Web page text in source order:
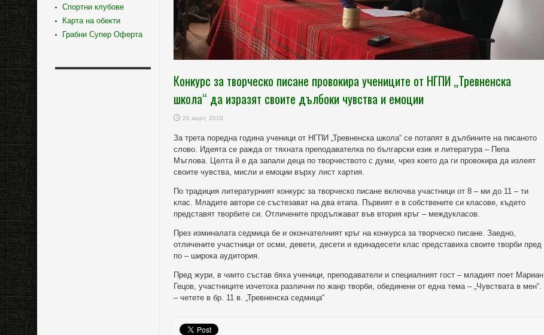
Конкурс за творческо писане провокира учениците от НГПИ „Тревненска
школа“ да изразят своите дълбоки чувства и емоции
20 март, 2018
За трета поредна година ученици от НГПИ „Тревненска школа“ се потапят в дълбините на писаното
слово. Идеята се ражда от тяхната преподавателка по български език и литература – Пепа
Мъглова. Целта й е да запали деца по творчеството с думи, чрез което да ги провокира да излеят
своите чувства, мисли и емоции върху лист хартия.
По традиция литературният конкурс за творческо писане включва участници от 8 – ми до 11 – ти
клас. Младите автори се състезават на два етапа. Първият е в собствените си класове, където
представят творбите си. Отличените продължават във втория кръг – междукласов.
През изминалата седмица бе и окончателният кръг на конкурса за творческо писане. Заедно,
отличените участници от осми, девети, десети и единадесети клас представиха своите творби пред
по – широка аудитория.
Пред жури, в чиито състав бяха ученици, преподаватели и специалният гост – младият поет Мариан
Гецов, участниците изчетоха различни по жанр творби, обединени от една тема – „Чувствата в мен“.
– четете в бр. 11 в. „Тревненска седмица“
Спортни клубове
Карта на обекти
Грабни Супер Оферта